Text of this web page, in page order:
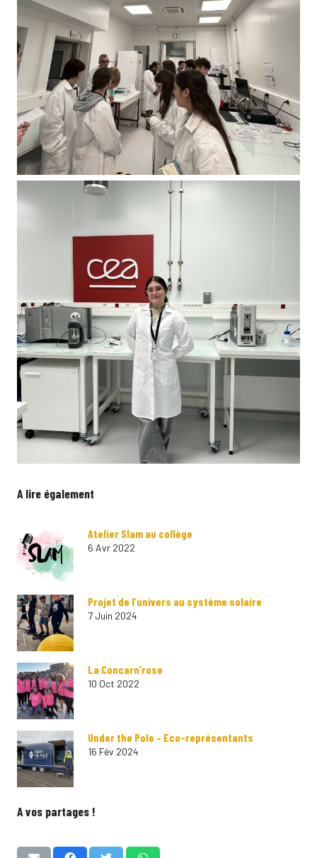
A lire également
Atelier Slam au collège
6 Avr 2022
Projet de l’univers au système solaire
7 Juin 2024
La Concarn’rose
10 Oct 2022
Under the Pole – Eco-représentants
16 Fév 2024
A vos partages !